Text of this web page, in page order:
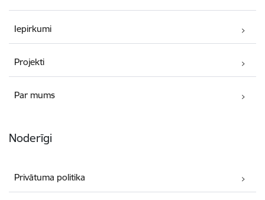
Iepirkumi
Projekti
Par mums
Noderīgi
Privātuma politika